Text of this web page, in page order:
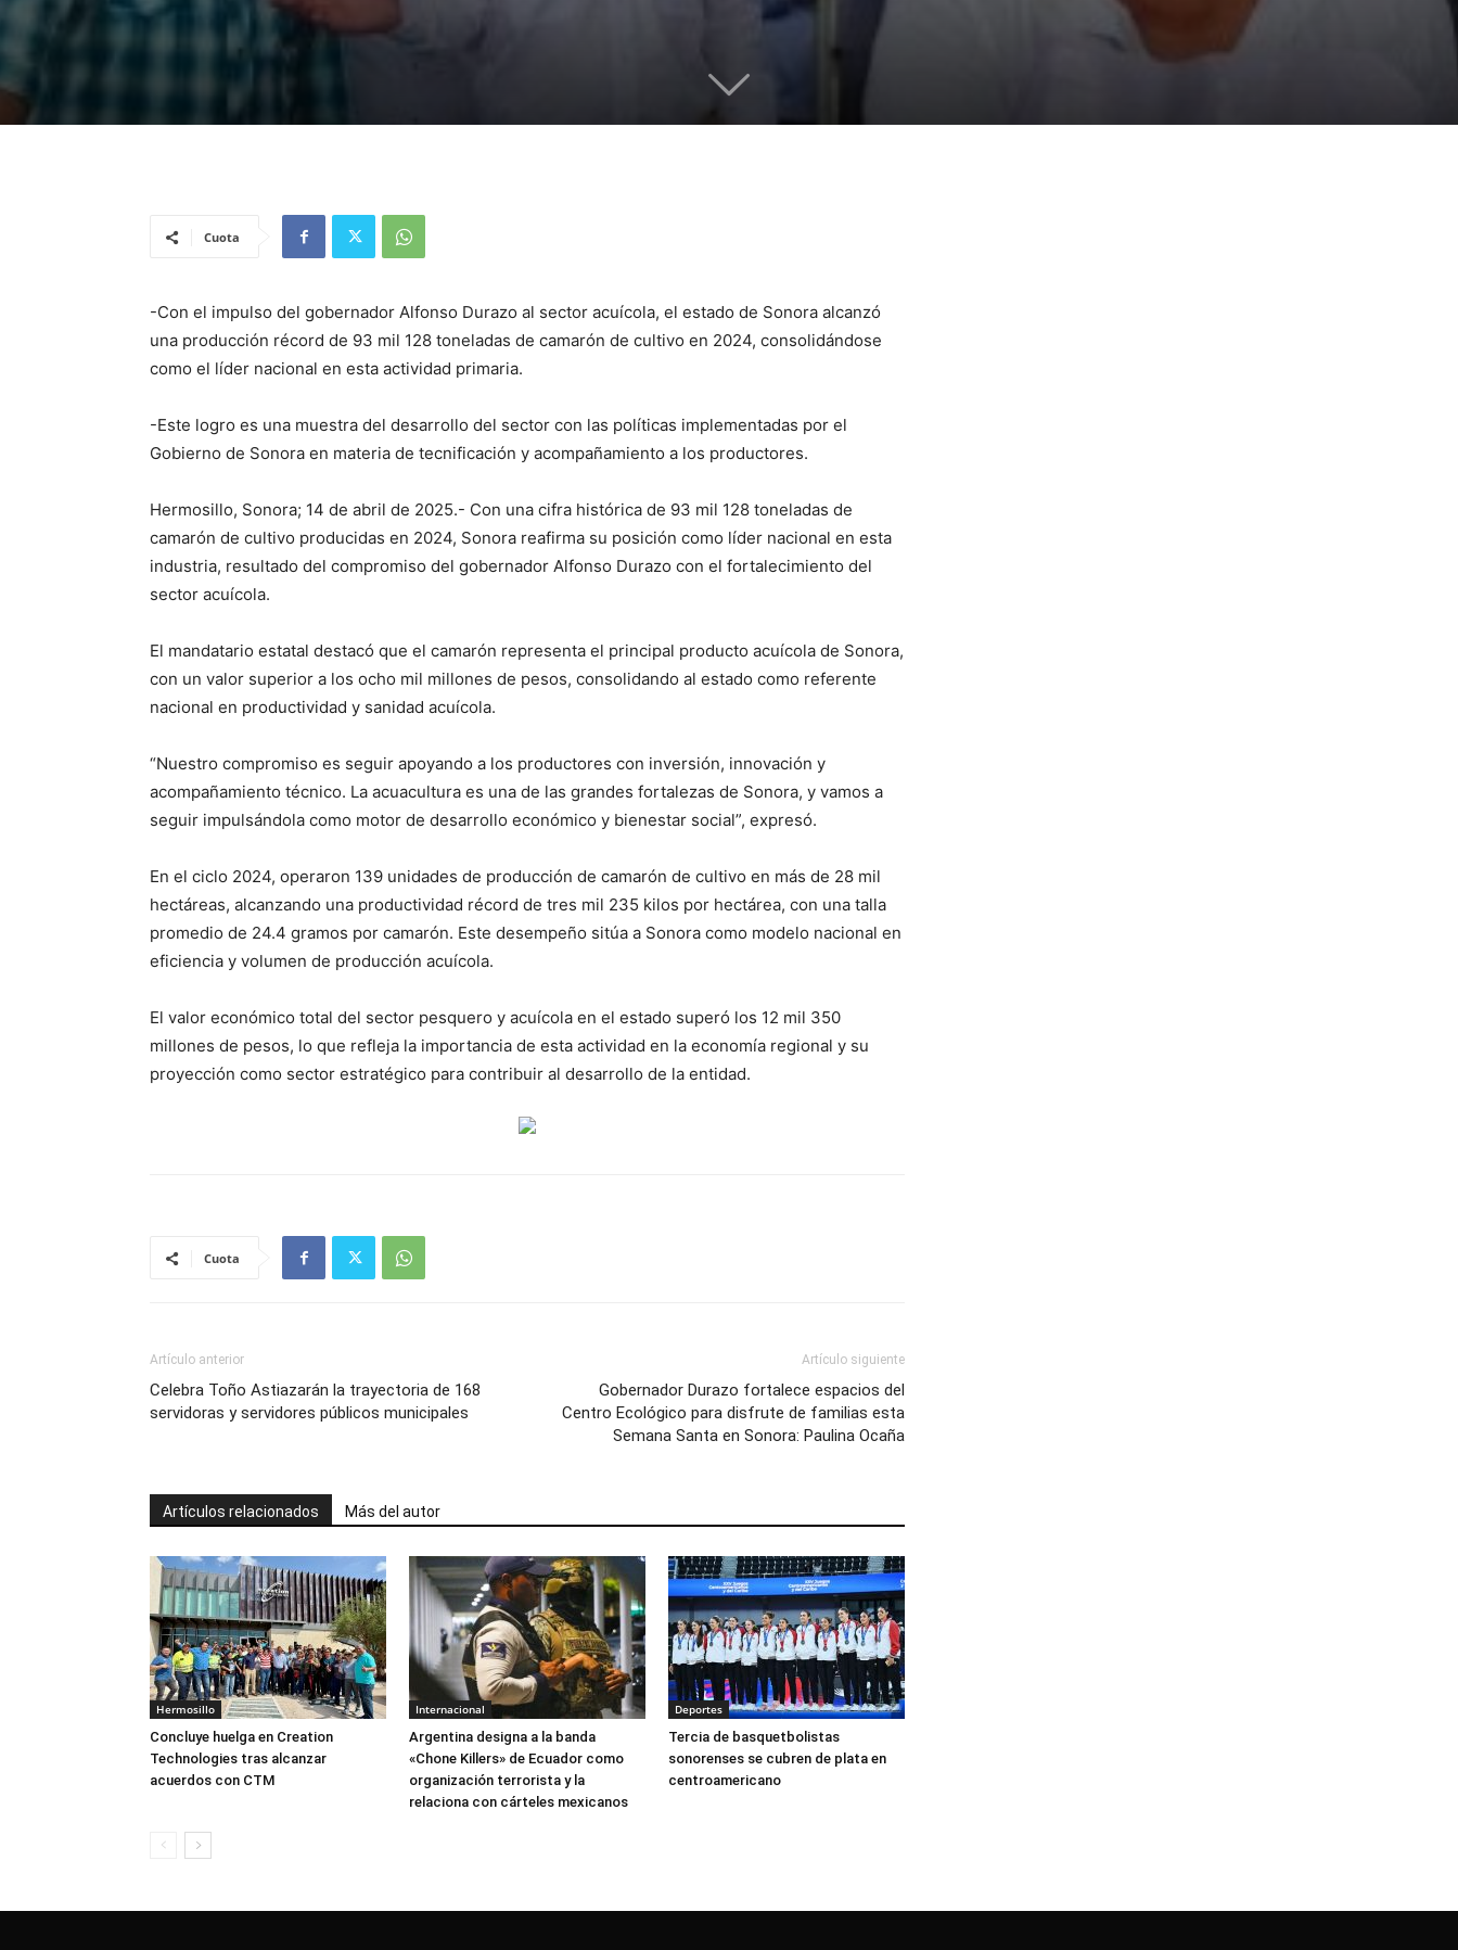
Cuota
-Con el impulso del gobernador Alfonso Durazo al sector acuícola, el estado de Sonora alcanzó
una producción récord de 93 mil 128 toneladas de camarón de cultivo en 2024, consolidándose
como el líder nacional en esta actividad primaria.
-Este logro es una muestra del desarrollo del sector con las políticas implementadas por el
Gobierno de Sonora en materia de tecnificación y acompañamiento a los productores.
Hermosillo, Sonora; 14 de abril de 2025.- Con una cifra histórica de 93 mil 128 toneladas de
camarón de cultivo producidas en 2024, Sonora reafirma su posición como líder nacional en esta
industria, resultado del compromiso del gobernador Alfonso Durazo con el fortalecimiento del
sector acuícola.
El mandatario estatal destacó que el camarón representa el principal producto acuícola de Sonora,
con un valor superior a los ocho mil millones de pesos, consolidando al estado como referente
nacional en productividad y sanidad acuícola.
“Nuestro compromiso es seguir apoyando a los productores con inversión, innovación y
acompañamiento técnico. La acuacultura es una de las grandes fortalezas de Sonora, y vamos a
seguir impulsándola como motor de desarrollo económico y bienestar social”, expresó.
En el ciclo 2024, operaron 139 unidades de producción de camarón de cultivo en más de 28 mil
hectáreas, alcanzando una productividad récord de tres mil 235 kilos por hectárea, con una talla
promedio de 24.4 gramos por camarón. Este desempeño sitúa a Sonora como modelo nacional en
eficiencia y volumen de producción acuícola.
El valor económico total del sector pesquero y acuícola en el estado superó los 12 mil 350
millones de pesos, lo que refleja la importancia de esta actividad en la economía regional y su
proyección como sector estratégico para contribuir al desarrollo de la entidad.
Cuota
Artículo anterior
Celebra Toño Astiazarán la trayectoria de 168
servidoras y servidores públicos municipales
Artículo siguiente
Gobernador Durazo fortalece espacios del
Centro Ecológico para disfrute de familias esta
Semana Santa en Sonora: Paulina Ocaña
Artículos relacionados Más del autor
Hermosillo
Concluye huelga en Creation
Technologies tras alcanzar
acuerdos con CTM
Internacional
Argentina designa a la banda
«Chone Killers» de Ecuador como
organización terrorista y la
relaciona con cárteles mexicanos
Deportes
Tercia de basquetbolistas
sonorenses se cubren de plata en
centroamericano